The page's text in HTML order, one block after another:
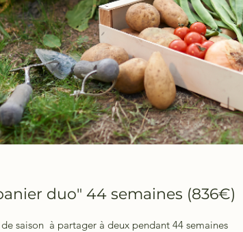
duo" 44 semaines (836€)
saison à partager à deux pendant 44 semaines